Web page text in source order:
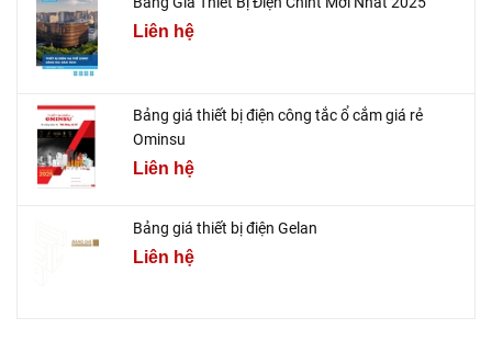
Liên hệ
Bảng giá thiết bị điện công tắc ổ cắm giá rẻ
Ominsu
Liên hệ
Bảng giá thiết bị điện Gelan
Liên hệ